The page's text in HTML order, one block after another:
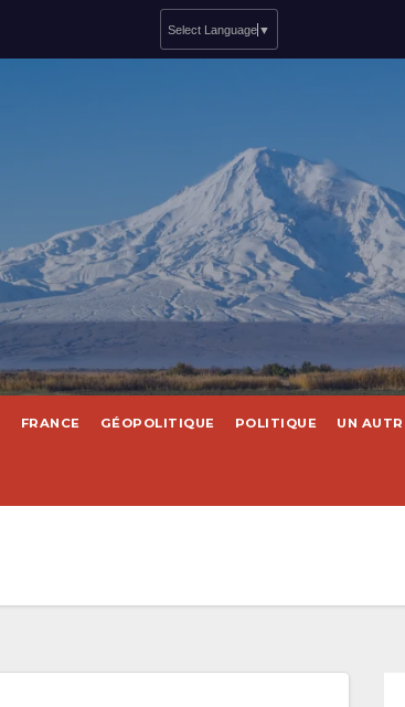
Select Language ▼
FRANCE GÉOPOLITIQUE POLITIQUE UN